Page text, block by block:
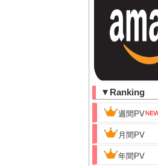
▼Ranking
週間PV
月間PV
年間PV